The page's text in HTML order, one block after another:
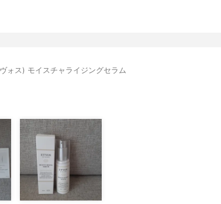
ォス) モイスチャライジングセラム